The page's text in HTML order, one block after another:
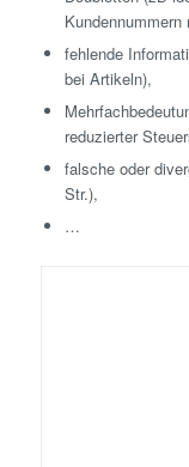
fehlende
bei Artikeln),
reduzierter
falsche oder
Str.),
…